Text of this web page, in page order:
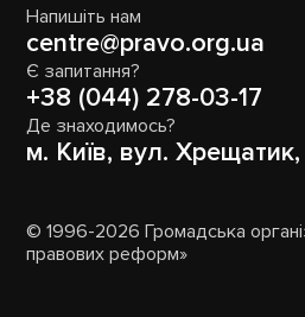
Напишіть нам
centre@pravo.org.ua
Є запитання?
+38 (044) 278-03-17
Де знаходимось?
м. Київ, вул.
© 1996-2026 Громадська
правових реформ»